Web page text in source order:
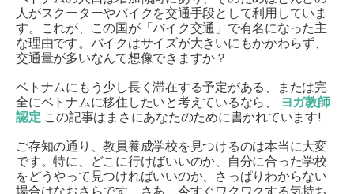
人がスクーターやバイクを交通手段として利用していま
す。これが、この国が「バイク交通」で有名になった主
な理由です。バイクはサイズが大きいにもかかわらず、
交通量が多いなんて想像できますか？
ベトナムにもう少し長く滞在する予定がある、または完
全にベトナムに移住したいと考えているなら、
ヨガ教師
認定 この記事はまさにあなたのために書かれています!
ご存知の通り、教員養成学校を見つけるのは本当に大変
です。特に、どこに行けばいいのか、自分に合った学校
をどうやって見つければいいのか、さっぱりわからない